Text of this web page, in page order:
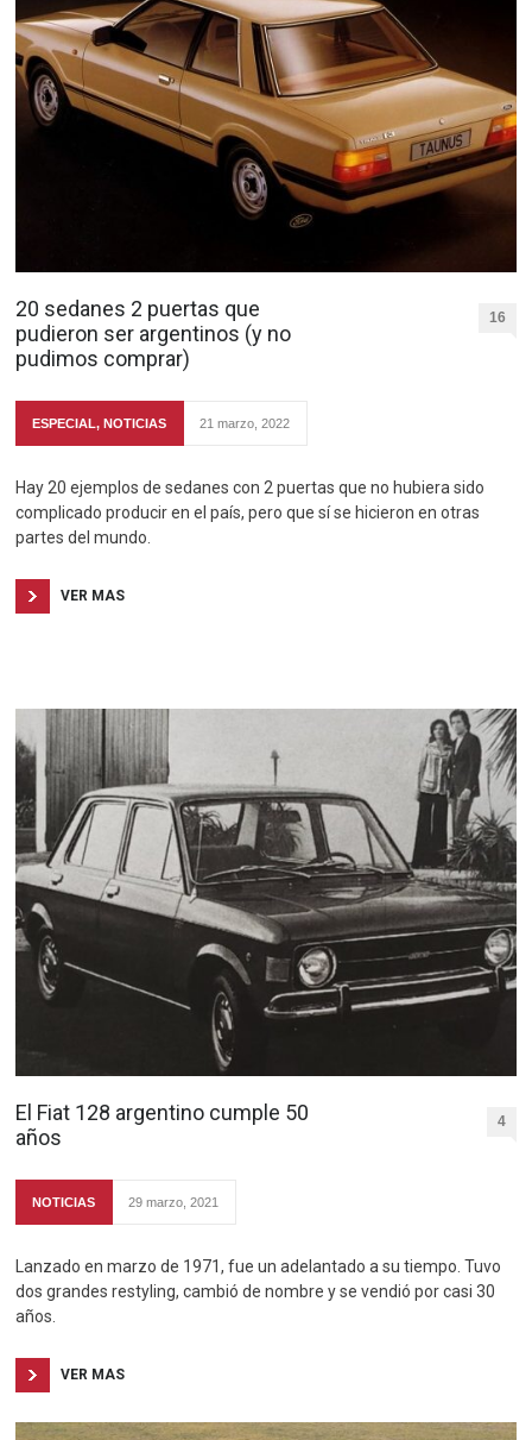
20 sedanes 2 puertas que
pudieron ser argentinos (y no
pudimos comprar)
16
ESPECIAL, NOTICIAS 21 marzo, 2022
Hay 20 ejemplos de sedanes con 2 puertas que no hubiera sido
complicado producir en el país, pero que sí se hicieron en otras
partes del mundo.
VER MAS
El Fiat 128 argentino cumple 50
años
4
NOTICIAS 29 marzo, 2021
Lanzado en marzo de 1971, fue un adelantado a su tiempo. Tuvo
dos grandes restyling, cambió de nombre y se vendió por casi 30
años.
VER MAS